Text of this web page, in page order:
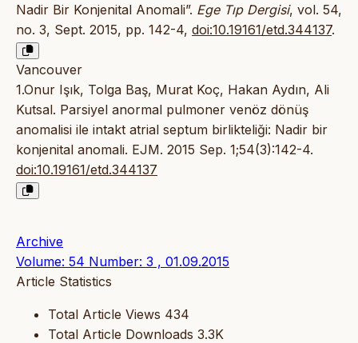
Nadir Bir Konjenital Anomali”. Ege Tıp Dergisi, vol. 54,
no. 3, Sept. 2015, pp. 142-4, doi:10.19161/etd.344137.
Vancouver
1.Onur Işık, Tolga Baş, Murat Koç, Hakan Aydın, Ali
Kutsal. Parsiyel anormal pulmoner venöz dönüş
anomalisi ile intakt atrial septum birlikteliği: Nadir bir
konjenital anomali. EJM. 2015 Sep. 1;54(3):142-4.
doi:10.19161/etd.344137
Archive
Volume: 54 Number: 3 , 01.09.2015
Article Statistics
Total Article Views 434
Total Article Downloads 3.3K